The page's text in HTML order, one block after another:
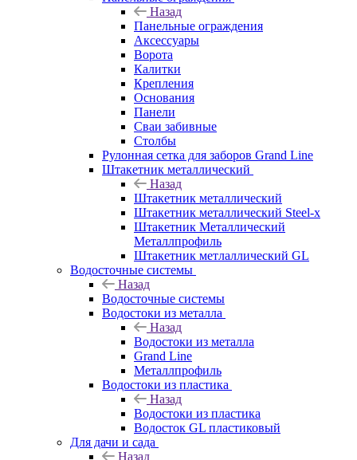
Назад
Панельные ограждения
Аксессуары
Ворота
Калитки
Крепления
Основания
Панели
Сваи забивные
Столбы
Рулонная сетка для заборов Grand Line
Штакетник металлический
Назад
Штакетник металлический
Штакетник металлический Steel-x
Штакетник Металлический
Металлпрофиль
Штакетник метлаллический GL
Водосточные системы
Назад
Водосточные системы
Водостоки из металла
Назад
Водостоки из металла
Grand Line
Металлпрофиль
Водостоки из пластика
Назад
Водостоки из пластика
Водосток GL пластиковый
Для дачи и сада
Назад